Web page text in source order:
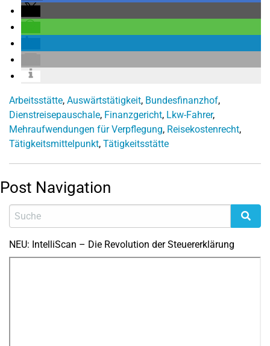
Arbeitsstätte, Auswärtstätigkeit, Bundesfinanzhof,
Dienstreisepauschale, Finanzgericht, Lkw-Fahrer,
Mehraufwendungen für Verpflegung, Reisekostenrecht,
Tätigkeitsmittelpunkt, Tätigkeitsstätte
Post Navigation
NEU: IntelliScan – Die Revolution der Steuererklärung